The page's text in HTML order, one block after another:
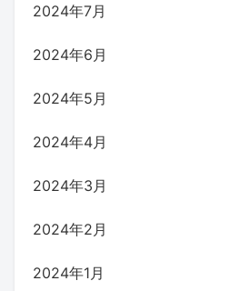
2024年7月
2024年6月
2024年5月
2024年4月
2024年3月
2024年2月
2024年1月